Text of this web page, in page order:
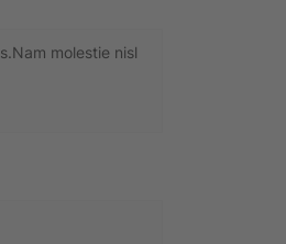
molestie nisl